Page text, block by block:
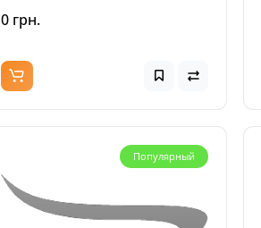
0 грн.
Популярный